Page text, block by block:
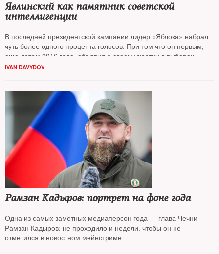
Явлинский как памятник советской
интеллигенции
В последней президентской кампании лидер «Яблока» набрал
чуть более одного процента голосов. При том что он первым,
еще летом 2016 года, объявил о своем участии в выборах
президента РФ. NT — об истоках уверенности политика в своей
IVAN DAVYDOV
Рамзан Кадыров: портрет на фоне года
Одна из самых заметных медиаперсон года — глава Чечни
Рамзан Кадыров: не проходило и недели, чтобы он не
отметился в новостном мейнстриме